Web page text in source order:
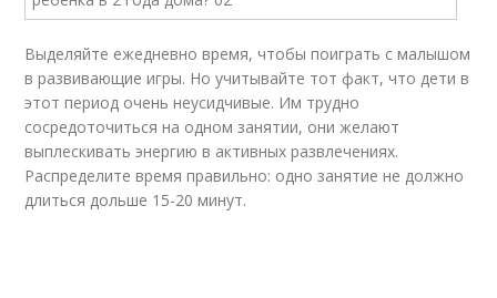
Выделяйте ежедневно время, чтобы поиграть с малышом
в развивающие игры. Но учитывайте тот факт, что дети в
этот период очень неусидчивые. Им трудно
сосредоточиться на одном занятии, они желают
выплескивать энергию в активных развлечениях.
Распределите время правильно: одно занятие не должно
длиться дольше 15-20 минут.